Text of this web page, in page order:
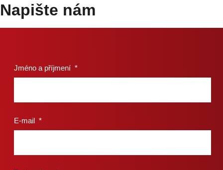
Napište nám
Jméno a příjmení *
E-mail *